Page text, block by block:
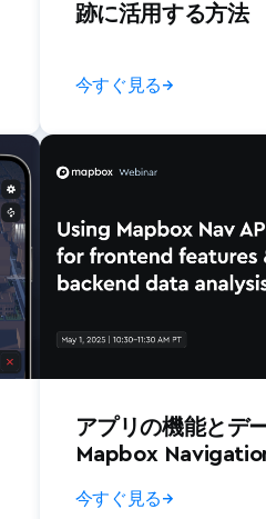
跡に活用する方法
今すぐ見る→
アプリの機能とデ
Mapbox
今すぐ見る→